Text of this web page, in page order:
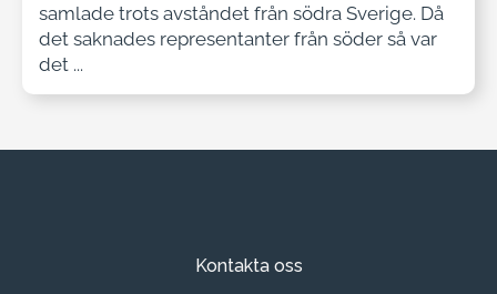
samlade trots avståndet från södra Sverige. Då
det saknades representanter från söder så var
det ...
Kontakta oss